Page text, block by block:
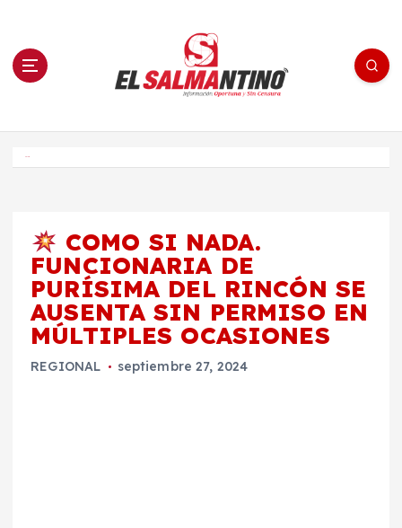
n El Salmantino - medios/noticias/editorial
COMO SI NADA.
FUNCIONARIA DE
PURÍSIMA DEL RINCÓN SE
AUSENTA SIN PERMISO EN
MÚLTIPLES OCASIONES
REGIONAL septiembre 27, 2024